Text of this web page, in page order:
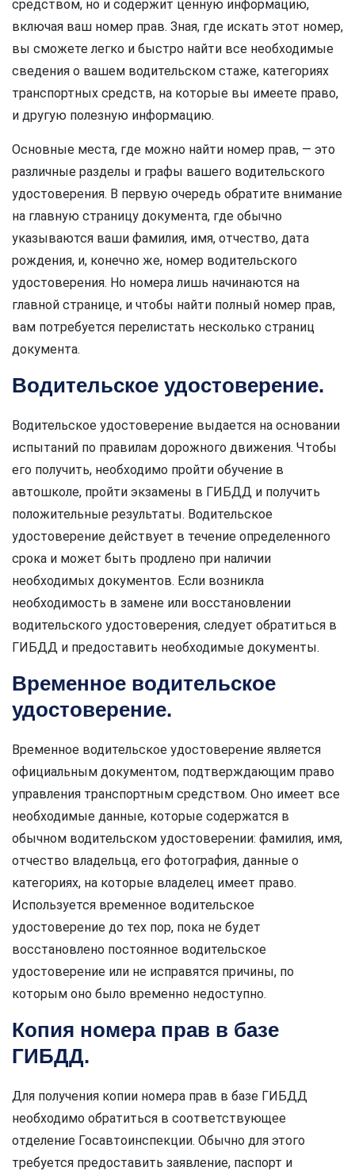
средством, но и содержит ценную информацию,
включая ваш номер прав. Зная, где искать этот номер,
вы сможете легко и быстро найти все необходимые
сведения о вашем водительском стаже, категориях
транспортных средств, на которые вы имеете право,
и другую полезную информацию.
Основные места, где можно найти номер прав, — это
различные разделы и графы вашего водительского
удостоверения. В первую очередь обратите внимание
на главную страницу документа, где обычно
указываются ваши фамилия, имя, отчество, дата
рождения, и, конечно же, номер водительского
удостоверения. Но номера лишь начинаются на
главной странице, и чтобы найти полный номер прав,
вам потребуется перелистать несколько страниц
документа.
Водительское удостоверение.
Водительское удостоверение выдается на основании
испытаний по правилам дорожного движения. Чтобы
его получить, необходимо пройти обучение в
автошколе, пройти экзамены в ГИБДД и получить
положительные результаты. Водительское
удостоверение действует в течение определенного
срока и может быть продлено при наличии
необходимых документов. Если возникла
необходимость в замене или восстановлении
водительского удостоверения, следует обратиться в
ГИБДД и предоставить необходимые документы.
Временное водительское
удостоверение.
Временное водительское удостоверение является
официальным документом, подтверждающим право
управления транспортным средством. Оно имеет все
необходимые данные, которые содержатся в
обычном водительском удостоверении: фамилия, имя,
отчество владельца, его фотография, данные о
категориях, на которые владелец имеет право.
Используется временное водительское
удостоверение до тех пор, пока не будет
восстановлено постоянное водительское
удостоверение или не исправятся причины, по
которым оно было временно недоступно.
Копия номера прав в базе
ГИБДД.
Для получения копии номера прав в базе ГИБДД
необходимо обратиться в соответствующее
отделение Госавтоинспекции. Обычно для этого
требуется предоставить заявление, паспорт и